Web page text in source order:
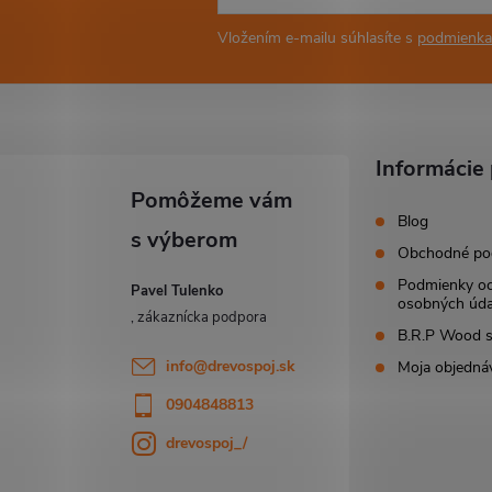
Vložením e-mailu súhlasíte s
Pavel Tulenko
info@drevospoj.sk
0904848813
drevospoj_/
Informácie
Blog
Obchodné
Podmienky
osobných
B.R.P Wood
Moja